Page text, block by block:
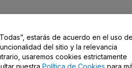
/ Contacto
estarás de acuerdo en el uso
del sitio y la relevancia
usaremos cookies estrictamente
nuestra Política de Cookies para